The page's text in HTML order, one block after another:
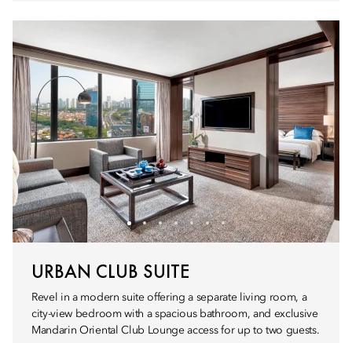
URBAN CLUB SUITE
Revel in a modern suite offering a separate living room, a
city-view bedroom with a spacious bathroom, and exclusive
Mandarin Oriental Club Lounge access for up to two guests.